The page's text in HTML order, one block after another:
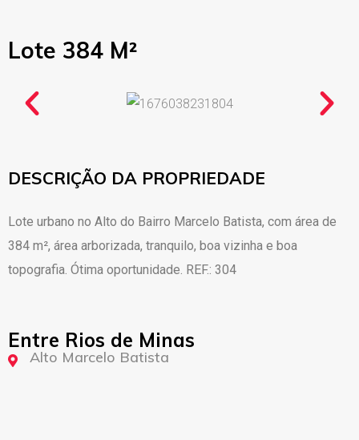
Lote 384 M²
DESCRIÇÃO DA PROPRIEDADE
Lote urbano no Alto do Bairro Marcelo Batista, com área de
384 m², área arborizada, tranquilo, boa vizinha e boa
topografia. Ótima oportunidade. REF.: 304
Entre Rios de Minas
Alto Marcelo Batista